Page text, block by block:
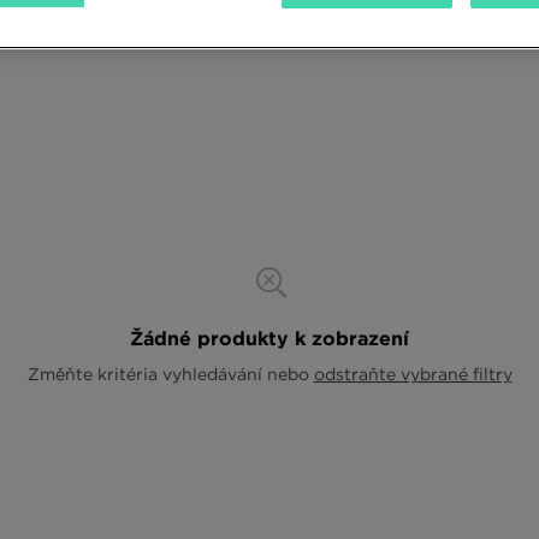
Žádné produkty k zobrazení
Změňte kritéria vyhledávání nebo odstraňte vybrané filtry